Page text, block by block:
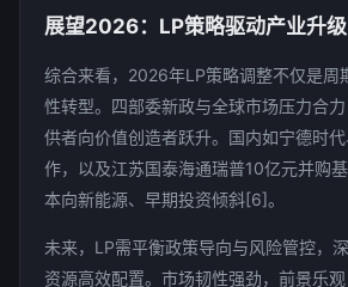
展望2026：LP策略驱动产业升
综合来看，2026年LP策略调整不仅是周
性转型。四部委新政与全球市场压力合
供者向价值创造者跃升。国内如宁德时
作，以及江苏国泰海通瑞普10亿元并购
本向新能源、早期投资倾斜[6]。
未来，LP需平衡政策导向与风险管控，
资源高效配置。市场韧性强劲，前景乐